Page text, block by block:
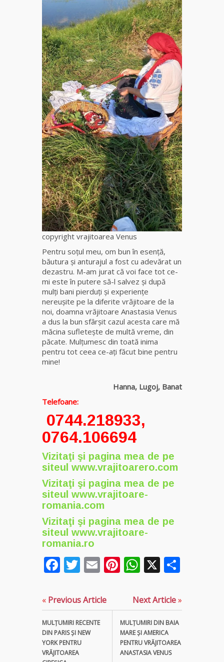
Tămăduitoarea
Somerda
Vrăjitoarea
Margareta
care
lucrează cu
5 tipuri de
magie
Vrăjitoarea
Anastasia
Venus are
cele mai
puternice
leacuri
copyright vrajitoarea Venus
Pentru soţul meu, om bun în esenţă,
băutura şi anturajul a fost cu adevărat un
dezastru. M-am jurat că voi face tot ce-
mi este în putere să-l salvez şi după
mulţi bani pierduţi şi experienţe
nereuşite pe la diferite vrăjitoare de la
noi, doamna vrăjitoare Anastasia Venus
a dus la bun sfârşit cazul acesta care mă
măcina sufleteşte de multă vreme, din
păcate. Mulţumesc din toată inima
pentru tot ceea ce-aţi făcut bine pentru
mine!
Hanna, Lugoj, Banat
Telefoane:
0744.218933,
0764.106694
Vizitaţi şi pagina mea de pe
siteul www.vrajitoarero.com
Vizitaţi şi pagina mea de pe
siteul www.vrajitoare-
romania.com
Vizitaţi şi pagina mea de pe
siteul www.vrajitoare-
romania.ro
Facebook
Twitter
EmailPinterest
WhatsApp
X
« Previous Article
MULȚUMIRI RECENTE
DIN PARIS ȘI NEW
YORK PENTRU
VRĂJITOAREA
Next Article»
MULŢUMIRI DIN BAIA
MARE ȘI AMERICA
PENTRU VRĂJITOAREA
ANASTASIA VENUS